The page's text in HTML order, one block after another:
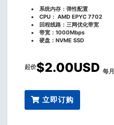
系统内存：弹性配置
CPU： AMD EPYC 7702
回程线路：三网优化带宽
带宽：1000Mbps
硬盘：NVME SSD
起价$2.00USD 每月
立即订购